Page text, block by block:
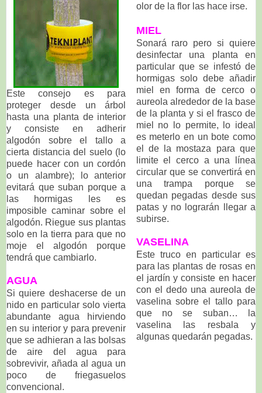
Este consejo es para
proteger desde un árbol
hasta una planta de interior
y consiste en adherir
algodón sobre el tallo a
cierta distancia del suelo (lo
puede hacer con un cordón
o un alambre); lo anterior
evitará que suban porque a
las hormigas les es
imposible caminar sobre el
algodón. Riegue sus plantas
solo en la tierra para que no
moje el algodón porque
tendrá que cambiarlo.
AGUA
Si quiere deshacerse de un
nido en particular solo vierta
abundante agua hirviendo
en su interior y para prevenir
que se adhieran a las bolsas
de aire del agua para
sobrevivir, añada al agua un
poco de friegasuelos
convencional.
olor de la flor las hace irse.
MIEL
Sonará raro pero si quiere
desinfectar una planta en
particular que se infestó de
hormigas solo debe añadir
miel en forma de cerco o
aureola alrededor de la base
de la planta y si el frasco de
miel no lo permite, lo ideal
es meterlo en un bote como
el de la mostaza para que
limite el cerco a una línea
circular que se convertirá en
una trampa porque se
quedan pegadas desde sus
patas y no lograrán llegar a
subirse.
VASELINA
Este truco en particular es
para las plantas de rosas en
el jardín y consiste en hacer
con el dedo una aureola de
vaselina sobre el tallo para
que no se suban… la
vaselina las resbala y
algunas quedarán pegadas.